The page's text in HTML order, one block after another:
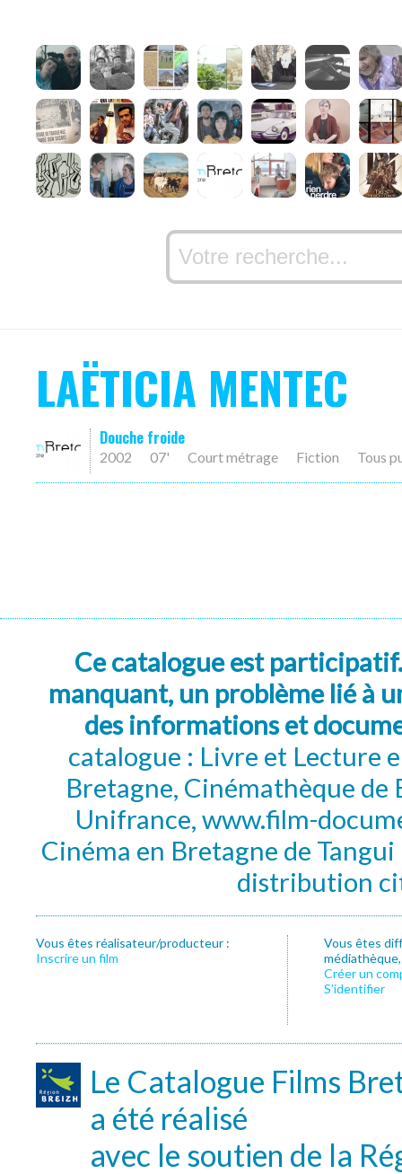
LAËTICIA MENTEC
Douche froide
2002 07' Court métrage Fiction Tous
Ce catalogue est
manquant, un problème lié à
des informations et
catalogue : Livre et Lecture
Bretagne, Cinémathèque de
Unifrance, www.film-
Cinéma en Bretagne de
distribution
Vous êtes réalisateur/producteur :
Inscrire un film
Vous êtes
Créer un
S’identifier
Le Catalogue Films
a été réalisé
avec le soutien de la